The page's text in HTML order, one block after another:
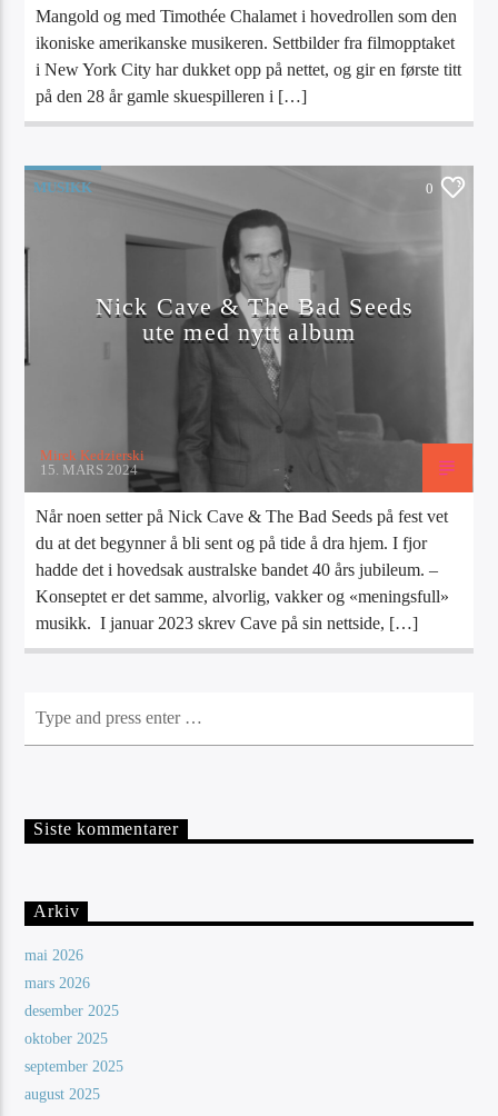
Mangold og med Timothée Chalamet i hovedrollen som den
ikoniske amerikanske musikeren. Settbilder fra filmopptaket
i New York City har dukket opp på nettet, og gir en første titt
på den 28 år gamle skuespilleren i […]
MUSIKK 0
Nick Cave & The Bad Seeds
ute med nytt album
Mirek Kedzierski
15. MARS 2024
Når noen setter på Nick Cave & The Bad Seeds på fest vet
du at det begynner å bli sent og på tide å dra hjem. I fjor
hadde det i hovedsak australske bandet 40 års jubileum. –
Konseptet er det samme, alvorlig, vakker og «meningsfull»
musikk. I januar 2023 skrev Cave på sin nettside, […]
Siste kommentarer
Arkiv
mai 2026
mars 2026
desember 2025
oktober 2025
september 2025
august 2025